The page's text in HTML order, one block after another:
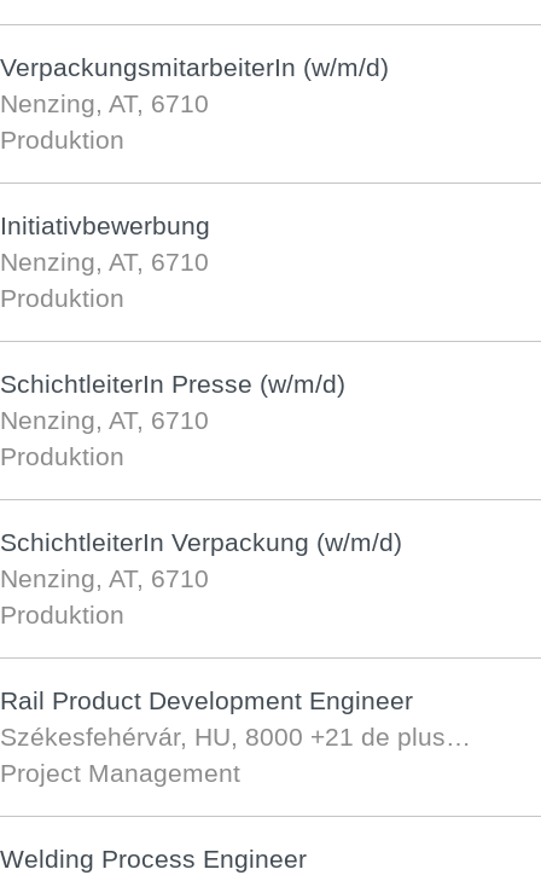
VerpackungsmitarbeiterIn (w/m/d)
Nenzing, AT, 6710
Produktion
Initiativbewerbung
Nenzing, AT, 6710
Produktion
SchichtleiterIn Presse (w/m/d)
Nenzing, AT, 6710
Produktion
SchichtleiterIn Verpackung (w/m/d)
Nenzing, AT, 6710
Produktion
Rail Product Development Engineer
Székesfehérvár, HU, 8000 +21 de plus…
Project Management
Welding Process Engineer